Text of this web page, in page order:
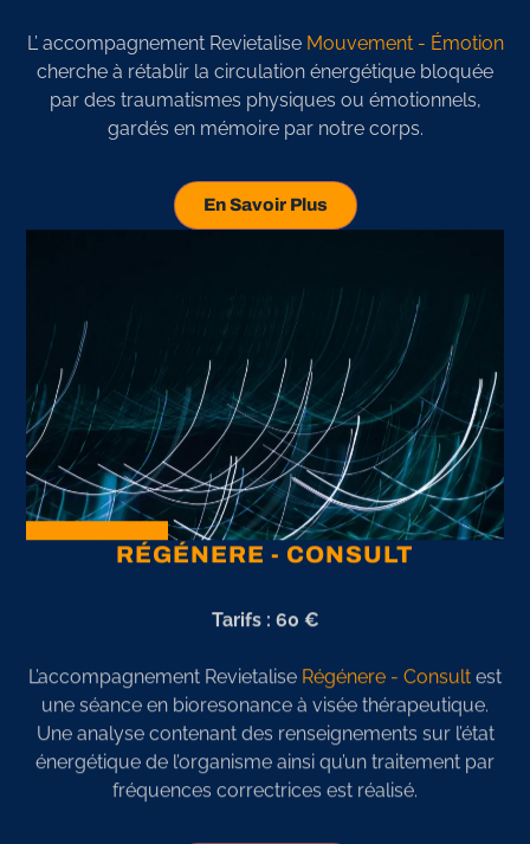
L’ accompagnement Revietalise Mouvement - Émotion
cherche à rétablir la circulation énergétique bloquée
par des traumatismes physiques ou émotionnels,
gardés en mémoire par notre corps.
En Savoir Plus
RÉGÉNERE - CONSULT
Tarifs : 60 €
L’accompagnement Revietalise Régénere - Consult est
une séance en bioresonance à visée thérapeutique.
Une analyse contenant des renseignements sur l’état
énergétique de l’organisme ainsi qu’un traitement par
fréquences correctrices est réalisé.